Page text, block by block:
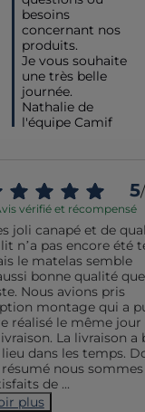
besoins
concernant nos
produits.
Je vous souhaite
une très belle
journée.
Nathalie de
l'équipe Camif
5/
vérifié et récompensé
joli canapé et de
lit n’a pas encore été
le matelas semble
bonne qualité
Nous avions pris
montage qui a
réalisé le même jour
La livraison a
dans les temps.
nous
de ...
plus